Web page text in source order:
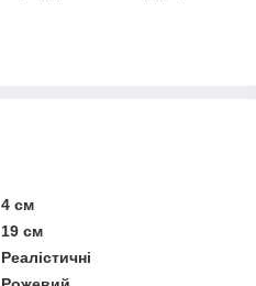
4 см
19 см
Реалістичні